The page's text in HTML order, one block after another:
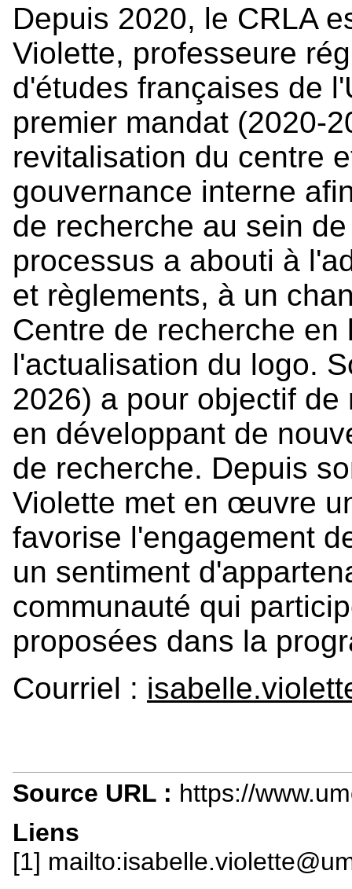
Depuis 2020, le CRLA
Violette, professeure
d'études françaises de
premier mandat (2020-
revitalisation du centre
gouvernance interne
de recherche au sein
processus a abouti à
et règlements, à un
Centre de recherche
l'actualisation du logo.
2026) a pour objectif
en développant de
de recherche. Depuis
Violette met en œuvre
favorise l'engagement
un sentiment
communauté qui
proposées dans la
Courriel :
Source URL : https://
Liens
[1]